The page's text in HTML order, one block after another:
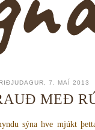
7. MAÍ 2013
MEÐ
sýna hve mjúkt